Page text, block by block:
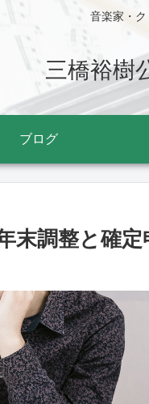
音楽家・
三橋裕樹
ブログ
末調整と確